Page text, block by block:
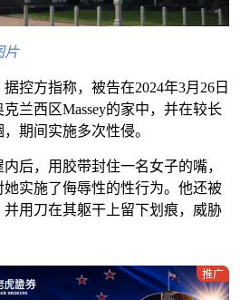
片
控方指称，被告在2024年3月26日
兰西区Massey的家中，并在较长
期间实施多次性侵。
后，用胶带封住一名女子的嘴，
实施了侮辱性的性行为。他还被
用刀在其躯干上留下划痕，威胁
推广